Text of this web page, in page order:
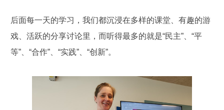
后面每一天的学习，我们都沉浸在多样的课堂、有趣的游
戏、活跃的分享讨论里，而听得最多的就是“民主”、“平
等”、“合作”、“实践”、“创新”。